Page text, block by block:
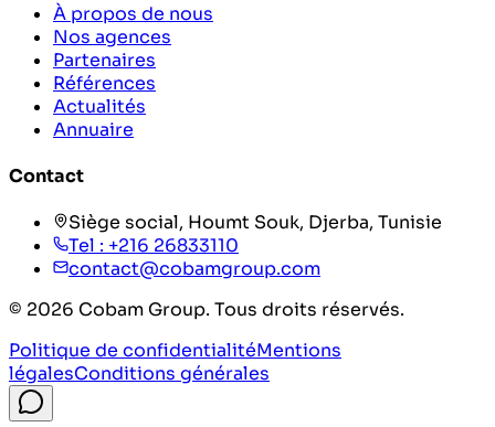
À propos de nous
Nos agences
Partenaires
Références
Actualités
Annuaire
Contact
Siège social, Houmt Souk, Djerba, Tunisie
Tel : +216 26833110
contact@cobamgroup.com
© 2026 Cobam Group. Tous droits réservés.
Politique de confidentialitéMentions
légalesConditions générales